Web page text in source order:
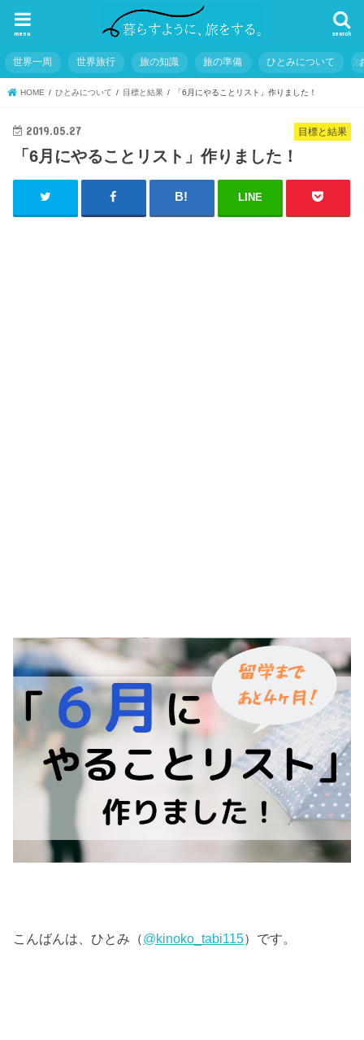
search
menu
世界一周 世界旅行 旅の知識 旅の準備 ひとみについて
HOME ひとみについて 目標と結果 「6月にやることリスト」作りました！
目標と結果
2019.05.27
「6月にやることリスト」作りました！
LINE
こんばんは、ひとみ（@kinoko_tabi115）です。